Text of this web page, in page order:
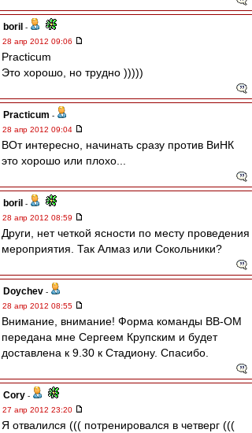
boril -
28 апр 2012 09:06
Practicum
Это хорошо, но трудно )))))
Practicum -
28 апр 2012 09:04
ВОт интересно, начинать сразу против ВиНК
это хорошо или плохо...
boril -
28 апр 2012 08:59
Други, нет четкой ясности по месту проведения
мероприятия. Так Алмаз или Сокольники?
Doychev -
28 апр 2012 08:55
Внимание, внимание! Форма команды ВВ-ОМ
передана мне Сергеем Крупским и будет
доставлена к 9.30 к Стадиону. Спасибо.
Cory -
27 апр 2012 23:20
Я отвалился ((( потренировался в четверг (((